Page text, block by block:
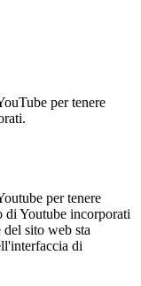
per tenere
per tenere
di Youtube incorporati
sito web sta
di